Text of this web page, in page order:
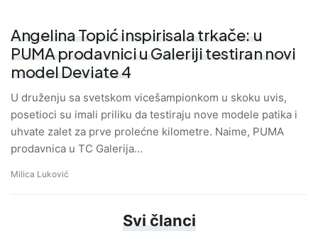
Angelina Topić inspirisala trkače: u
PUMA prodavnici u Galeriji testiran novi
model Deviate 4
U druženju sa svetskom vicešampionkom u skoku uvis,
posetioci su imali priliku da testiraju nove modele patika i
uhvate zalet za prve prolećne kilometre. Naime, PUMA
prodavnica u TC Galerija…
Milica Luković
Svi članci